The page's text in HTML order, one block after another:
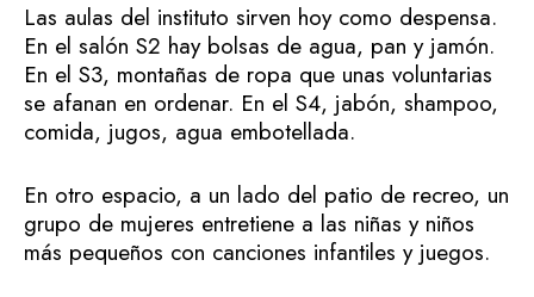
Las aulas del instituto sirven hoy como despensa.
En el salón S2 hay bolsas de agua, pan y jamón.
En el S3, montañas de ropa que unas voluntarias
se afanan en ordenar. En el S4, jabón, shampoo,
comida, jugos, agua embotellada.
En otro espacio, a un lado del patio de recreo, un
grupo de mujeres entretiene a las niñas y niños
más pequeños con canciones infantiles y juegos.